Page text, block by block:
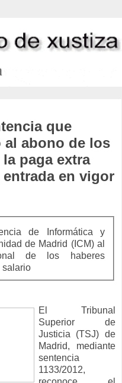
que
al abono de los
paga extra
en vigor
de Informática y
de Madrid (ICM) al
de los haberes
salario
El Tribunal
Superior de
Justicia (TSJ) de
Madrid, mediante
sentencia
1133/2012,